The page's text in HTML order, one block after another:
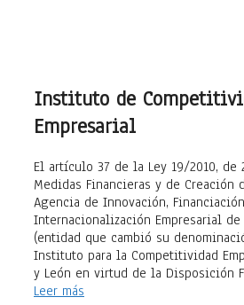
Instituto de
Empresarial
El artículo 37 de la Ley 19/2010, de
Medidas Financieras y de Creación
Agencia de Innovación,
Internacionalización Empresarial
(entidad que cambió su
Instituto para la Competitividad
y León en virtud de la Disposición
Leer más